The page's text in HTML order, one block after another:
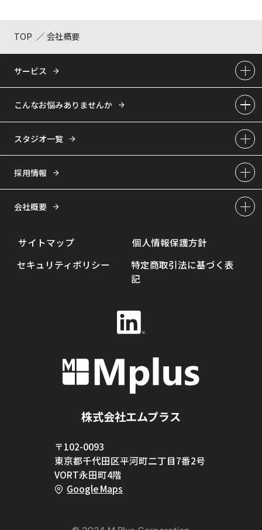
TOP 会社概要
サービス
こんなお悩みありませんか
スタジオ一覧
採用情報
会社概要
サイトマップ
個人情報保護方針
セキュリティポリシー
特定商取引法に基づく表
記
株式会社エムプラス
〒102-0093
東京都千代田区平河町二丁目7番2号
VORT永田町4階
Google Maps